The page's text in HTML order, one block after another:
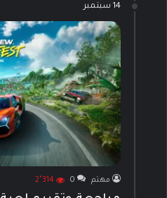
14 سبتمبر
مهتم 0 2٬314